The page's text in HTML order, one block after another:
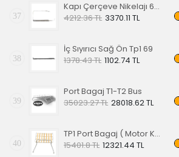
37
Kapı Çerçeve Nikelajı 65 Sağ Ön
4212.36 TL 3370.11 TL
38
İç Sıyırıcı Sağ Ön Tp1 69
1378.43 TL 1102.74 TL
39
Port Bagaj T1-T2 Bus
35023.27 TL 28018.62 TL
40
TP1 Port Bagaj ( Motor Kaput Üstü )
15401.8 TL 12321.44 TL